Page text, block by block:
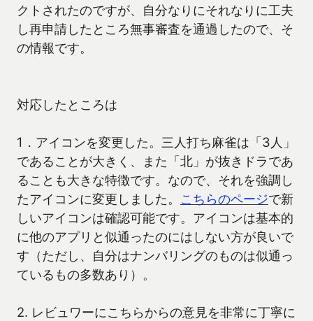
クトされたのですが、自分なりにそれなりに工夫
し再申請したところ無事審査を通過したので、そ
の情報です。
対応したところは
1．アイコンを変更した。三人打ち麻雀は「3人」
であることが大きく、また「北」が抜きドラであ
ることも大きな特徴です。なので、それを強調し
たアイコンに変更しました。 こちらのページで新
しいアイコンは確認可能です。アイコンは基本的
に他のアプリと似通ったのにはしない方が良いで
す（ただし、自分はナンバリングのものは似通っ
ているもの多数あり）。
2. レビュワーにこちらからの意見を非常に丁寧に